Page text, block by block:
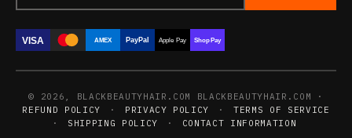
VISA AMEX PayPal Apple Pay Shop Pay
© 2026, BLACKBEAUTYHAIR.COM BLACKBEAUTYHAIR.COM ·
REFUND POLICY
· PRIVACY POLICY ·
TERMS OF SERVICE
·
SHIPPING POLICY · CONTACT INFORMATION